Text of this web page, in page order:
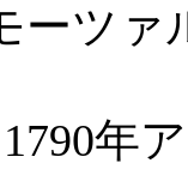
ーツァ
年